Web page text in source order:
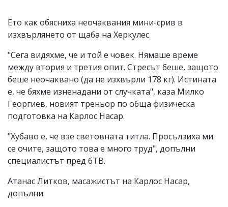
Ето как обясниха неочаквания мини-срив в
изхвърлянето от щаба на Херкулес.
"Сега видяхме, че и той е човек. Нямаше време
между втория и третия опит. Стресът беше, защото
беше неочаквано (да не изхвърли 178 кг). Истината
е, че бяхме изненадани от случката", каза Милко
Георгиев, новият треньор по обща физическа
подготовка на Карлос Насар.
"Хубаво е, че взе световната титла. Просълзиха ми
се очите, защото това е много труд", допълни
специалистът пред бТВ.
Атанас Литков, масажистът на Карлос Насар,
допълни: